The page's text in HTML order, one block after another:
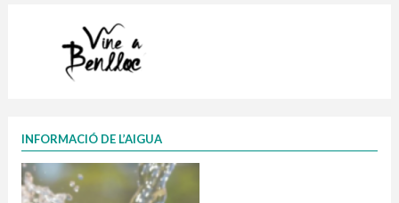
INFORMACIÓ DE L’AIGUA